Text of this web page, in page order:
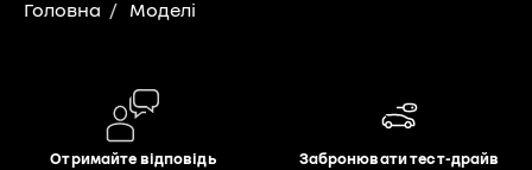
Головна Моделі
Отримайте відповідь
Забронювати тест-драйв